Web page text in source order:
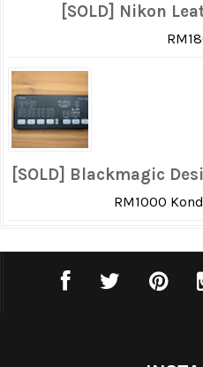
[SOLD] Nikon
[SOLD] Blackmagic
RM1000